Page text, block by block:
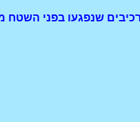
שנפגעו בפני השטח